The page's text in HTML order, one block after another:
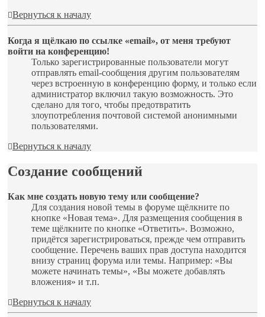
Вернуться к началу
Когда я щёлкаю по ссылке «email», от меня требуют
войти на конференцию!
Только зарегистрированные пользователи могут
отправлять email-сообщения другим пользователям
через встроенную в конференцию форму, и только если
администратор включил такую возможность. Это
сделано для того, чтобы предотвратить
злоупотребления почтовой системой анонимными
пользователями.
Вернуться к началу
Создание сообщений
Как мне создать новую тему или сообщение?
Для создания новой темы в форуме щёлкните по
кнопке «Новая тема». Для размещения сообщения в
теме щёлкните по кнопке «Ответить». Возможно,
придётся зарегистрироваться, прежде чем отправить
сообщение. Перечень ваших прав доступа находится
внизу страниц форума или темы. Например: «Вы
можете начинать темы», «Вы можете добавлять
вложения» и т.п.
Вернуться к началу